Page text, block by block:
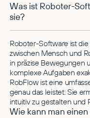
Was ist Roboter-
sie?
Roboter-Software ist
zwischen Mensch und
in präzise Bewegungen
komplexe Aufgaben
RobFlow ist eine
genau das leistet: Sie
intuitiv zu gestalten und
Wie kann man